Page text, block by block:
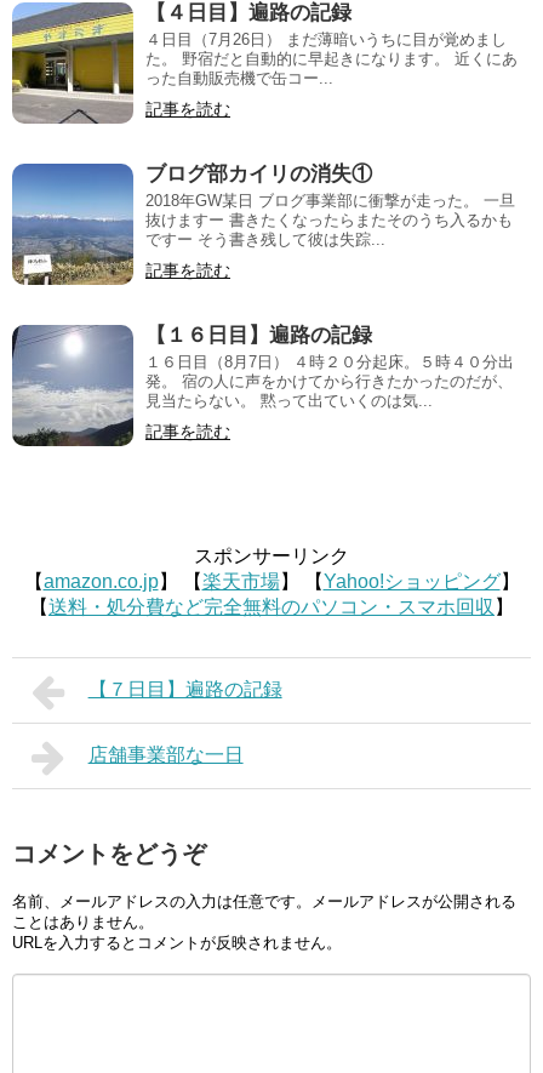
【４日目】遍路の記録
４日目（7月26日） まだ薄暗いうちに目が覚めまし
た。 野宿だと自動的に早起きになります。 近くにあ
った自動販売機で缶コー...
記事を読む
ブログ部カイリの消失①
2018年GW某日 ブログ事業部に衝撃が走った。 一旦
抜けますー 書きたくなったらまたそのうち入るかも
ですー そう書き残して彼は失踪...
記事を読む
【１６日目】遍路の記録
１６日目（8月7日） ４時２０分起床。５時４０分出
発。 宿の人に声をかけてから行きたかったのだが、
見当たらない。 黙って出ていくのは気...
記事を読む
スポンサーリンク
【amazon.co.jp】 【楽天市場】 【Yahoo!ショッピング】
【送料・処分費など完全無料のパソコン・スマホ回収 】
【７日目】遍路の記録
店舗事業部な一日
コメントをどうぞ
名前、メールアドレスの入力は任意です。メールアドレスが公開される
ことはありません。
URLを入力するとコメントが反映されません。